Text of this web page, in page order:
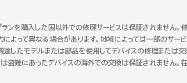
き
ま
す）
購入した国以外での修理サービスは保証されません。
って異なる場合があります。地域によっては一部のサー
たモデルまたは部品を使用してデバイスの修理または
難にあったデバイスの海外での交換は保証されません。